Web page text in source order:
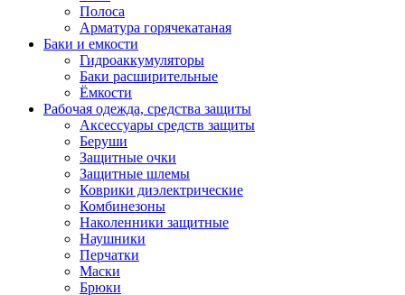
Полоса
Арматура горячекатаная
Баки и емкости
Гидроаккумуляторы
Баки расширительные
Ёмкости
Рабочая одежда, средства защиты
Аксессуары средств защиты
Беруши
Защитные очки
Защитные шлемы
Коврики диэлектрические
Комбинезоны
Наколенники защитные
Наушники
Перчатки
Маски
Брюки